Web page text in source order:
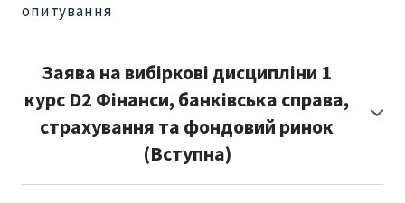
опитування
Заява на вибіркові дисципліни 1
курс D2 Фінанси, банківська справа,
страхування та фондовий ринок
(Вступна)